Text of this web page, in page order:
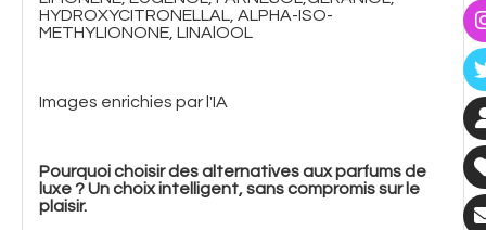
HYDROXYCITRONELLAL, ALPHA-ISO-
METHYLIONONE, LINAlOOL
Images enrichies par l'IA
Pourquoi choisir des alternatives aux parfums de
luxe ? Un choix intelligent, sans compromis sur le
plaisir.